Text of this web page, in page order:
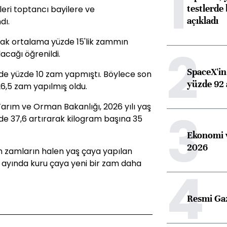
toptancı bayilere ve
ortalama yüzde 15'lik zammın
öğrenildi.
yüzde 10 zam yapmıştı. Böylece son
zam yapılmış oldu.
ve Orman Bakanlığı, 2026 yılı yaş
37,6 artırarak kilogram başına 35
halen yaş çaya yapılan
kuru çaya yeni bir zam daha
testlerde
açıkladı
2yüzde 92
3Ekonomi
2026
4
Resmi